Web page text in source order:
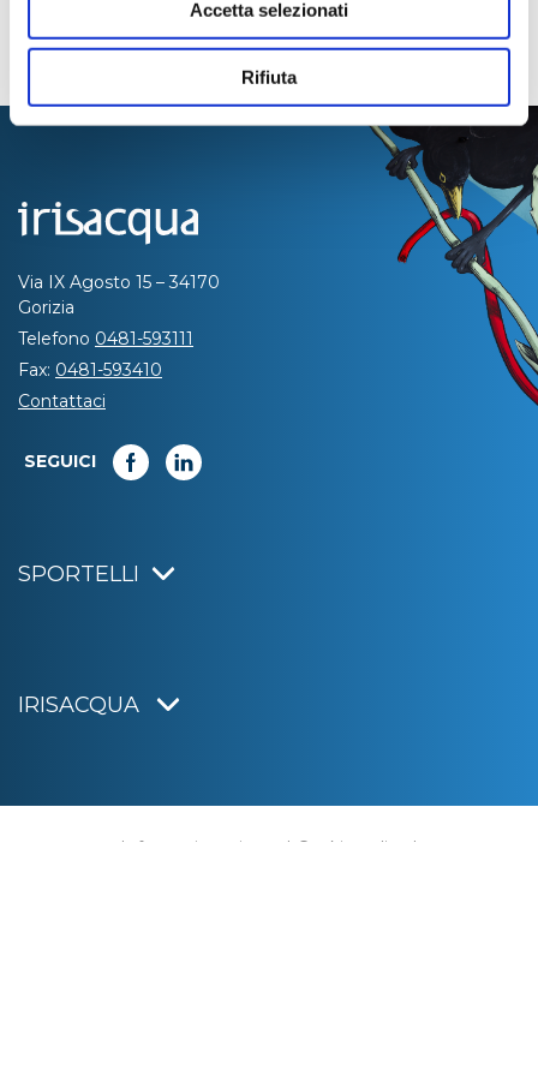
Accetta selezionati
Rifiuta
Via IX Agosto 15 – 34170
Gorizia
Telefono 0481-593111
Fax: 0481-593410
Contattaci
SEGUICI
SPORTELLI
IRISACQUA
Informativa privacy | Cookie policy
|